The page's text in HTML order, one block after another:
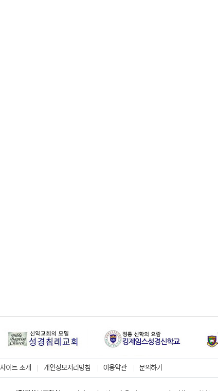
사이트 소개 개인정보처리방침 이용약관 문의하기